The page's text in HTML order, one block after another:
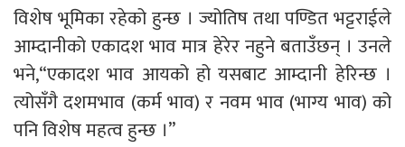
विशेष भूमिका रहेको हुन्छ । ज्योतिष तथा पण्डित भट्टराईले
आम्दानीको एकादश भाव मात्र हेरेर नहुने बताउँछन् । उनले
भने,“एकादश भाव आयको हो यसबाट आम्दानी हेरिन्छ ।
त्योसँगै दशमभाव (कर्म भाव) र नवम भाव (भाग्य भाव) को
पनि विशेष महत्व हुन्छ ।”